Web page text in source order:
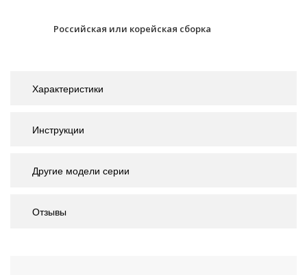
Российская или корейская сборка
Характеристики
Инструкции
Другие модели серии
Отзывы